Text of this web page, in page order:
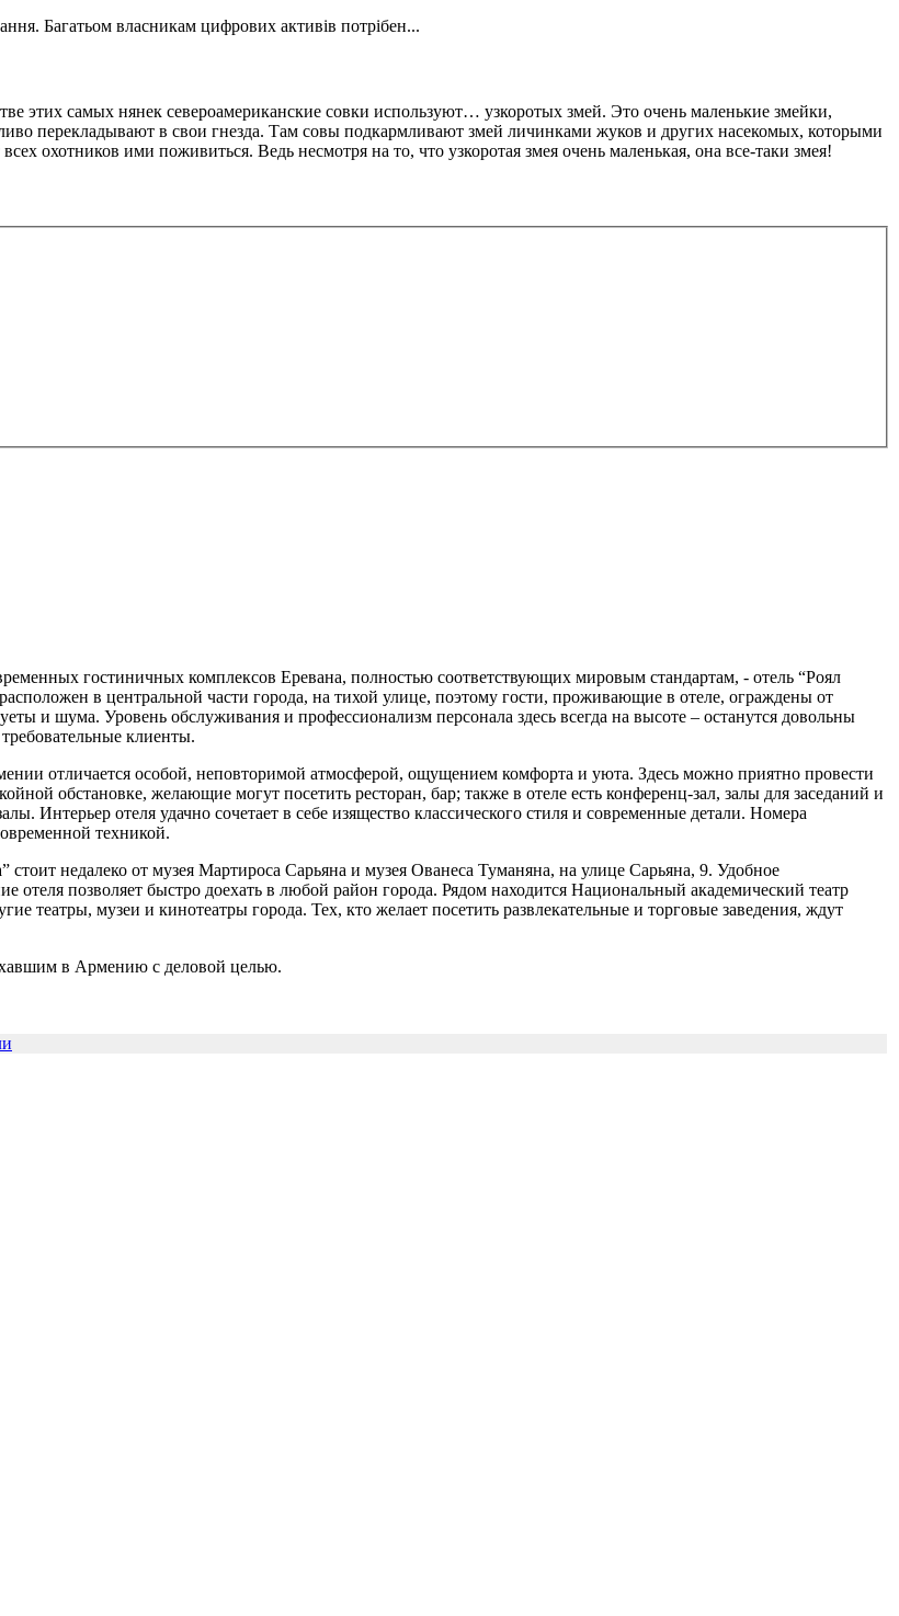
Багатьом власникам цифрових активів потрібен...
этих самых нянек североамериканские совки используют… узкоротых змей. Это очень маленькие змейки,
перекладывают в свои гнезда. Там совы подкармливают змей личинками жуков и других насекомых, которыми
охотников ими поживиться. Ведь несмотря на то, что узкоротая змея очень маленькая, она все-таки змея!
гостиничных комплексов Еревана, полностью соответствующих мировым стандартам, - отель “Роял
в центральной части города, на тихой улице, поэтому гости, проживающие в отеле, ограждены от
и шума. Уровень обслуживания и профессионализм персонала здесь всегда на высоте – останутся довольны
клиенты.
отличается особой, неповторимой атмосферой, ощущением комфорта и уюта. Здесь можно приятно провести
обстановке, желающие могут посетить ресторан, бар; также в отеле есть конференц-зал, залы для заседаний и
Интерьер отеля удачно сочетает в себе изящество классического стиля и современные детали. Номера
техникой.
стоит недалеко от музея Мартироса Сарьяна и музея Ованеса Туманяна, на улице Сарьяна, 9. Удобное
отеля позволяет быстро доехать в любой район города. Рядом находится Национальный академический театр
театры, музеи и кинотеатры города. Тех, кто желает посетить развлекательные и торговые заведения, ждут
в Армению с деловой целью.